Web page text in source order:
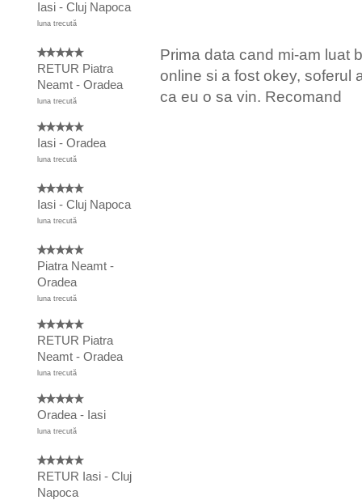
Iasi - Cluj Napoca
luna trecută
RETUR Piatra
Neamt - Oradea
luna trecută
Prima data cand mi-am luat
online si a fost okey, soferul
ca eu o sa vin. Recomand
Iasi - Oradea
luna trecută
Iasi - Cluj Napoca
luna trecută
Piatra Neamt -
Oradea
luna trecută
RETUR Piatra
Neamt - Oradea
luna trecută
Oradea - Iasi
luna trecută
RETUR Iasi - Cluj
Napoca